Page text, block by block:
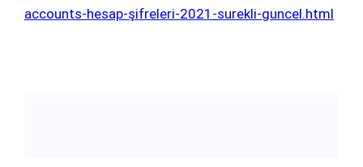
accounts-hesap-şifreleri-2021-surekli-guncel.html